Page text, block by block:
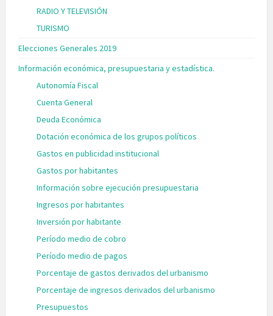
RADIO Y TELEVISIÓN
TURISMO
Elecciones Generales 2019
Información económica, presupuestaria y estadística.
Autonomía Fiscal
Cuenta General
Deuda Económica
Dotación económica de los grupos políticos
Gastos en publicidad institucional
Gastos por habitantes
Información sobre ejecución presupuestaria
Ingresos por habitantes
Inversión por habitante
Período medio de cobro
Período medio de pagos
Porcentaje de gastos derivados del urbanismo
Porcentaje de ingresos derivados del urbanismo
Presupuestos